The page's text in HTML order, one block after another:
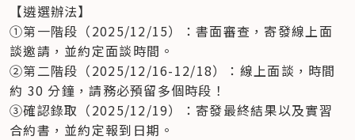
【遴選辦法】
①第一階段（2025/12/15）：書面審查，寄發線上面
談邀請，並約定面談時間。
②第二階段（2025/12/16-12/18）：線上面談，時間
約 30 分鐘，請務必預留多個時段！
③確認錄取（2025/12/19）：寄發最終結果以及實習
合約書，並約定報到日期。